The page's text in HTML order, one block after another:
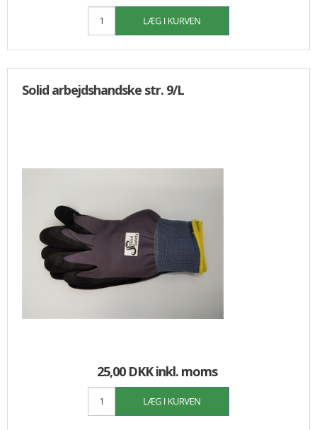
Solid arbejdshandske str. 9/L
25,00 DKKinkl. moms